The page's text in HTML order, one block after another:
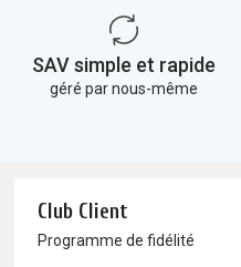
SAV simple et rapide
géré par nous-même
Club Client
Programme de fidélité